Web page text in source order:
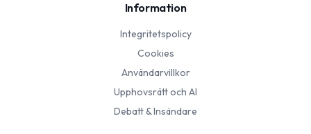
Information
Integritetspolicy
Cookies
Användarvillkor
Upphovsrätt och AI
Debatt & Insändare